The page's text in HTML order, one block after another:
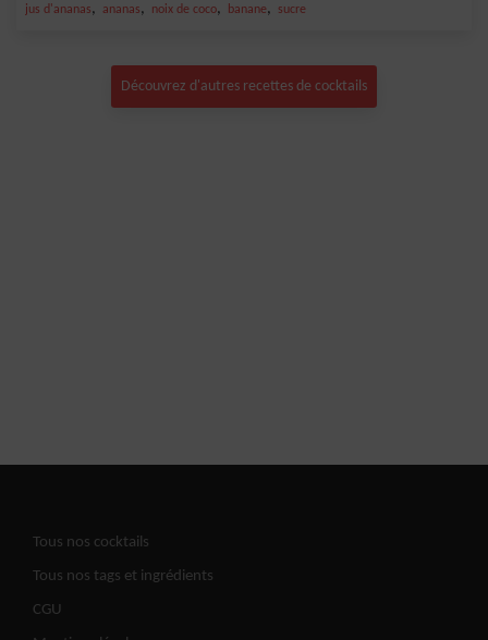
jus d'ananas, ananas, noix de coco, banane, sucre
Découvrez d'autres recettes de cocktails
Tous nos cocktails
Tous nos tags et ingrédients
CGU